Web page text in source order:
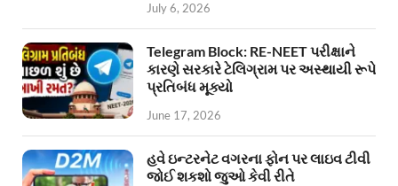
July 6, 2026
Telegram Block: RE-NEET પરીક્ષાને
કારણે સરકારે ટેલિગ્રામ પર અસ્થાયી રૂપે
પ્રતિબંધ મૂક્યો
June 17, 2026
હવે ઇન્ટરનેટ વગરના ફોન પર લાઇવ ટીવી
જોઈ શકશો જુઓ કેવી રીતે